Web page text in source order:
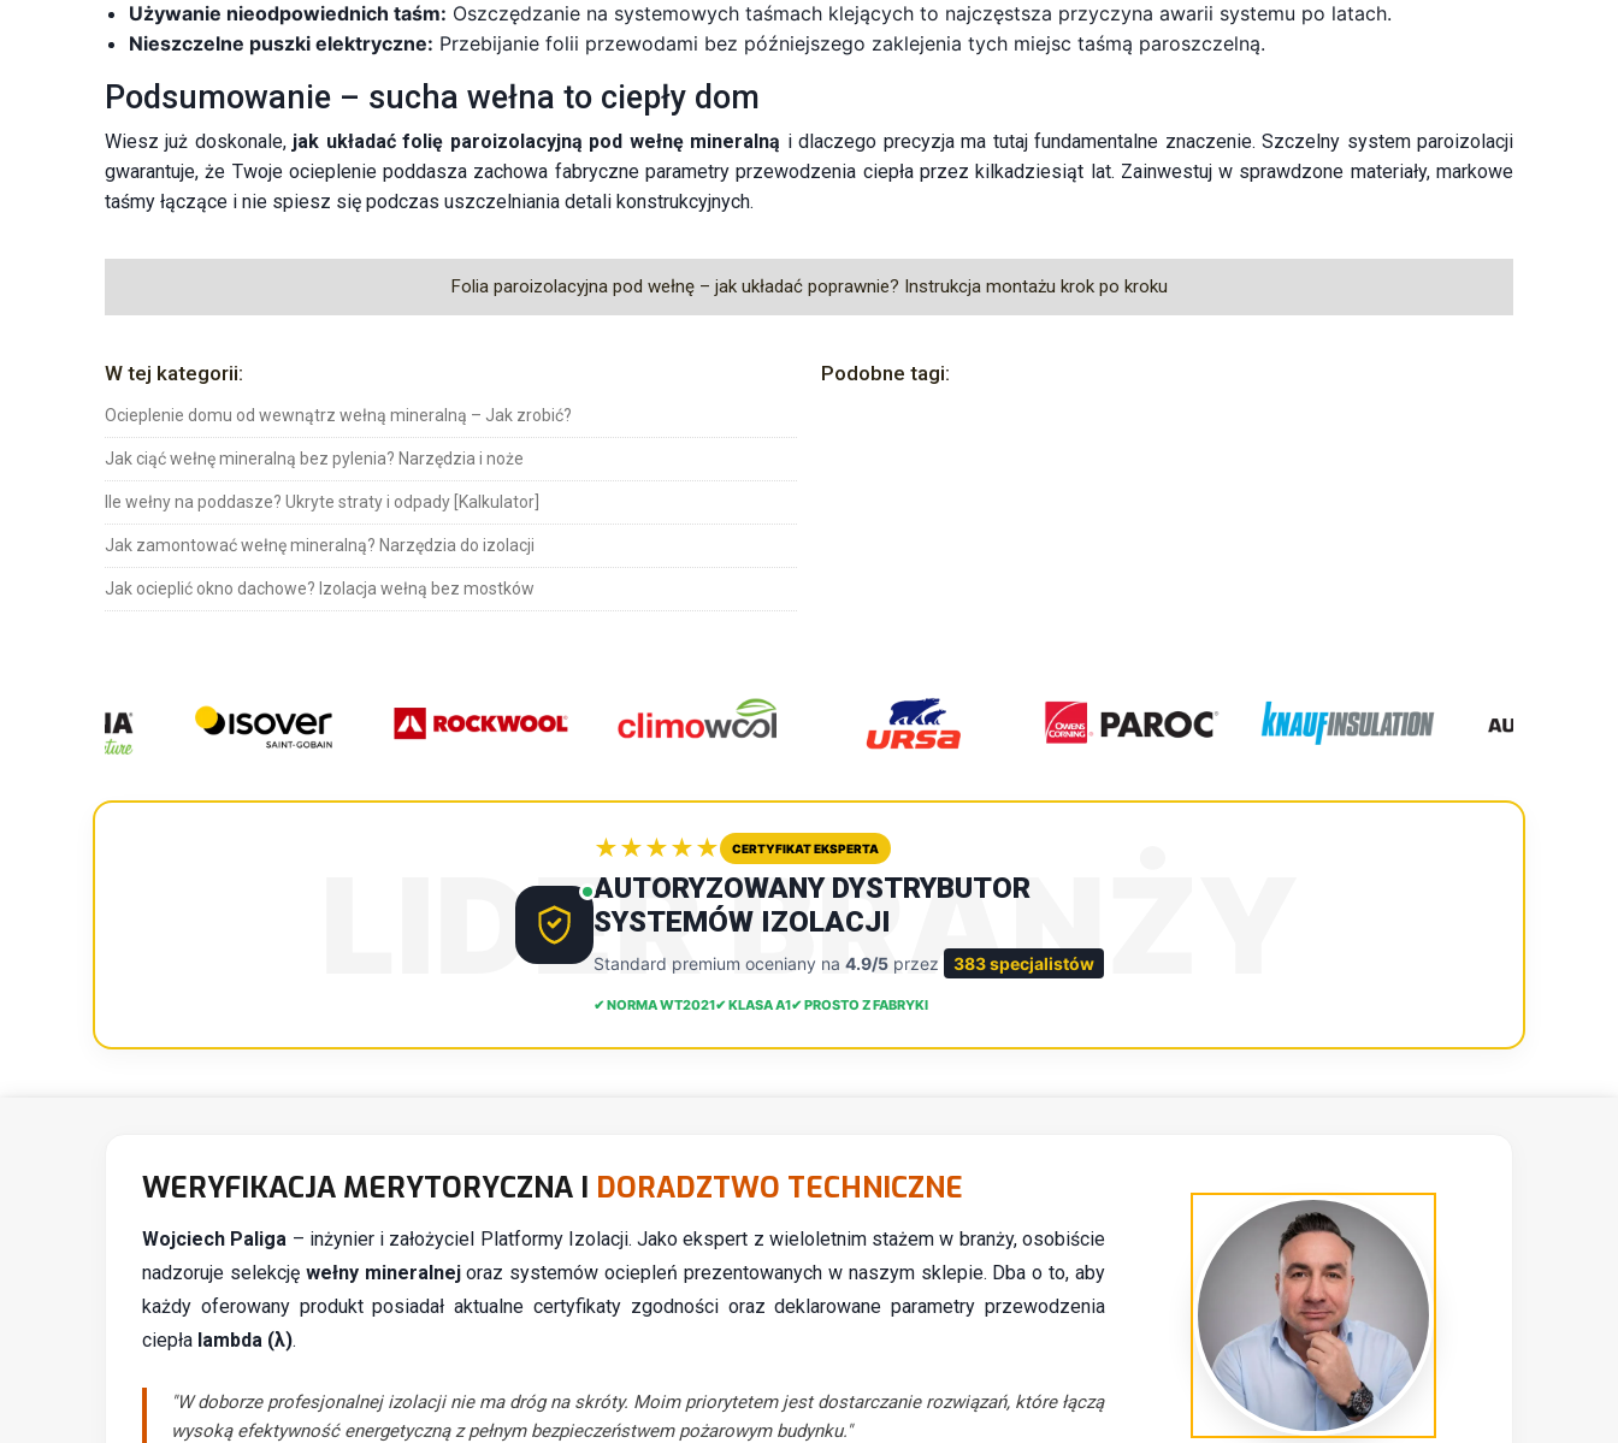
Używanie nieodpowiednich taśm: Oszczędzanie na systemowych taśmach klejących to najczęstsza przyczyna awarii systemu po latach.
Nieszczelne puszki elektryczne: Przebijanie folii przewodami bez późniejszego zaklejenia tych miejsc taśmą paroszczelną.
Podsumowanie – sucha wełna to ciepły dom
Wiesz już doskonale, jak układać folię paroizolacyjną pod wełnę mineralną i dlaczego precyzja ma tutaj fundamentalne znaczenie. Szczelny system paroizolacji
gwarantuje, że Twoje ocieplenie poddasza zachowa fabryczne parametry przewodzenia ciepła przez kilkadziesiąt lat. Zainwestuj w sprawdzone materiały, markowe
taśmy łączące i nie spiesz się podczas uszczelniania detali konstrukcyjnych.
Folia paroizolacyjna pod wełnę – jak układać poprawnie? Instrukcja montażu krok po kroku
W tej kategorii:
Ocieplenie domu od wewnątrz wełną mineralną – Jak zrobić?
Jak ciąć wełnę mineralną bez pylenia? Narzędzia i noże
Ile wełny na poddasze? Ukryte straty i odpady [Kalkulator]
Jak zamontować wełnę mineralną? Narzędzia do izolacji
Jak ocieplić okno dachowe? Izolacja wełną bez mostków
Podobne tagi:
LIDER BRANŻY
★★★★★ CERTYFIKAT EKSPERTA
AUTORYZOWANY DYSTRYBUTOR
SYSTEMÓW IZOLACJI
Standard premium oceniany na 4.9/5 przez 383 specjalistów
✔ NORMA WT2021✔ KLASA A1✔ PROSTO Z FABRYKI
WERYFIKACJA MERYTORYCZNA I DORADZTWO TECHNICZNE
Wojciech Paliga – inżynier i założyciel Platformy Izolacji. Jako ekspert z wieloletnim stażem w branży, osobiście
nadzoruje selekcję wełny mineralnejoraz systemów ociepleń prezentowanych w naszym sklepie. Dba o to, aby
każdy oferowany produkt posiadał aktualne certyfikaty zgodności oraz deklarowane parametry przewodzenia
ciepła lambda (λ).
"W doborze profesjonalnej izolacji nie ma dróg na skróty. Moim priorytetem jest dostarczanie rozwiązań, które łączą
wysoką efektywność energetyczną z pełnym bezpieczeństwem pożarowym budynku."